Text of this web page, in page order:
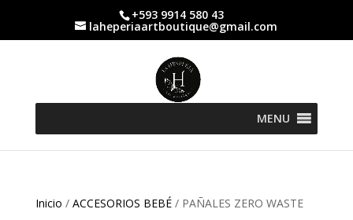
+593 9914 580 43
laheperiaartboutique@gmail.com
MENU
Inicio / ACCESORIOS BEBÉ/ PAÑALES ZERO WASTE